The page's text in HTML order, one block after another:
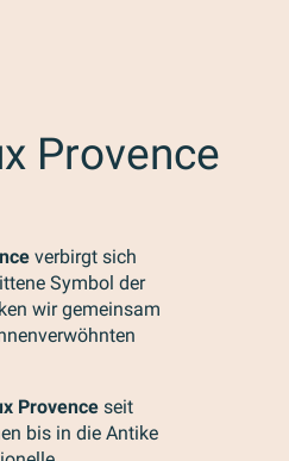
Provence
verbirgt sich
Symbol der
wir gemeinsam
Provence seit
bis in die Antike